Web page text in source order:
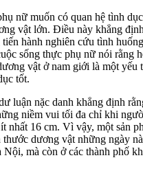
nữ muốn có quan hệ tình
vật lớn. Điều này khẳng
hành nghiên cứu tình
sống thực phụ nữ nói rằng
vật ở nam giới là một yếu
tốt.
luận nặc danh khẳng định
niềm vui tối đa chỉ khi
nhất 16 cm. Vì vậy, một sản
dương vật những ngày
mà còn ở các thành phố